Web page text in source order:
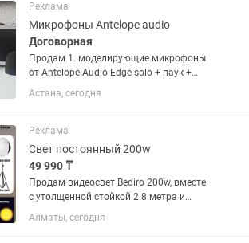
Реклама
Микрофоны Antelope audio
Договорная
Продам 1. моделирующие микрофоны
от Antelope Audio Edge solo + паук +
ветрозащита Edge note +держатель
2.Микрофонный активатор TritonAudio
себя, не...
Астана, сегодня
Реклама
Свет постоянный 200w
49 990 ₸
Продам видеосвет Bediro 200w, вместе
с утолщенной стойкой 2.8 метра и
шарообразным софтбоксом 65см
(chinaball). Возможна покупка с
Алматы, сегодня